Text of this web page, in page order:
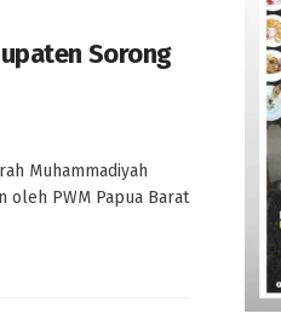
Sorong
Muhammadiyah
oleh PWM Papua Barat